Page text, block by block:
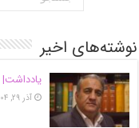
نوشته‌های اخیر
آذر ۲۹, ۱۴۰۴